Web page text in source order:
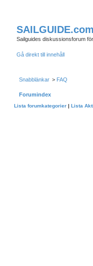
SAILGUIDE.com
Sailguides diskussionsforum
Gå direkt till innehåll
Snabblänkar > FAQ
Forumindex
Lista forumkategorier | Lista